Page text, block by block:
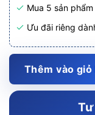
Mua 5 sản
Ưu đãi riêng
Thêm vào giỏ